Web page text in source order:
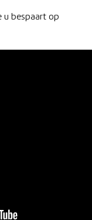
u bespaart op